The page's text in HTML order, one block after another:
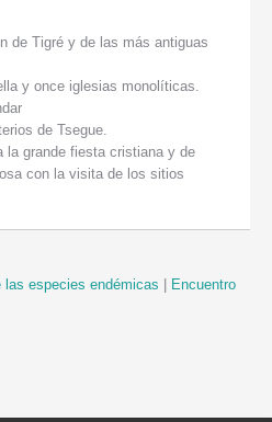
de Tigré y de las más antiguas
y once iglesias monolíticas.
de Tsegue.
la grande fiesta cristiana y de
con la visita de los sitios
especies endémicas
Encuentro